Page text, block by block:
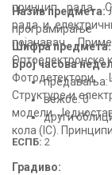
принцип рада.
рада и
појачавач.
Оптоелектронске
Фотодетектори,
Структуре и
модели.
кола (IC).
Назив предмета:
програмирање
Шифра предмета:
Број часова
предавања:
вежбе: 0
други
ЕСПБ: 2
Градиво: